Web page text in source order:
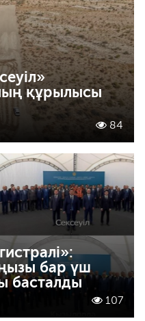
құрылысы
84
бар үш
басталды
107